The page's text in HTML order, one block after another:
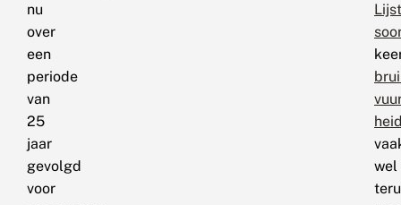
nu
over
een
periode
van
25
jaar
gevolgd
voor
wel